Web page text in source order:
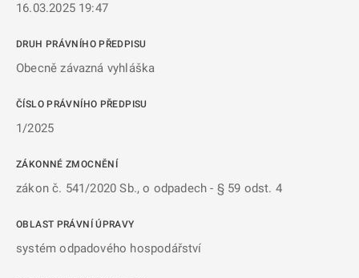
16.03.2025 19:47
DRUH PRÁVNÍHO PŘEDPISU
Obecně závazná vyhláška
ČÍSLO PRÁVNÍHO PŘEDPISU
1/2025
ZÁKONNÉ ZMOCNĚNÍ
zákon č. 541/2020 Sb., o odpadech - § 59 odst. 4
OBLAST PRÁVNÍ ÚPRAVY
systém odpadového hospodářství